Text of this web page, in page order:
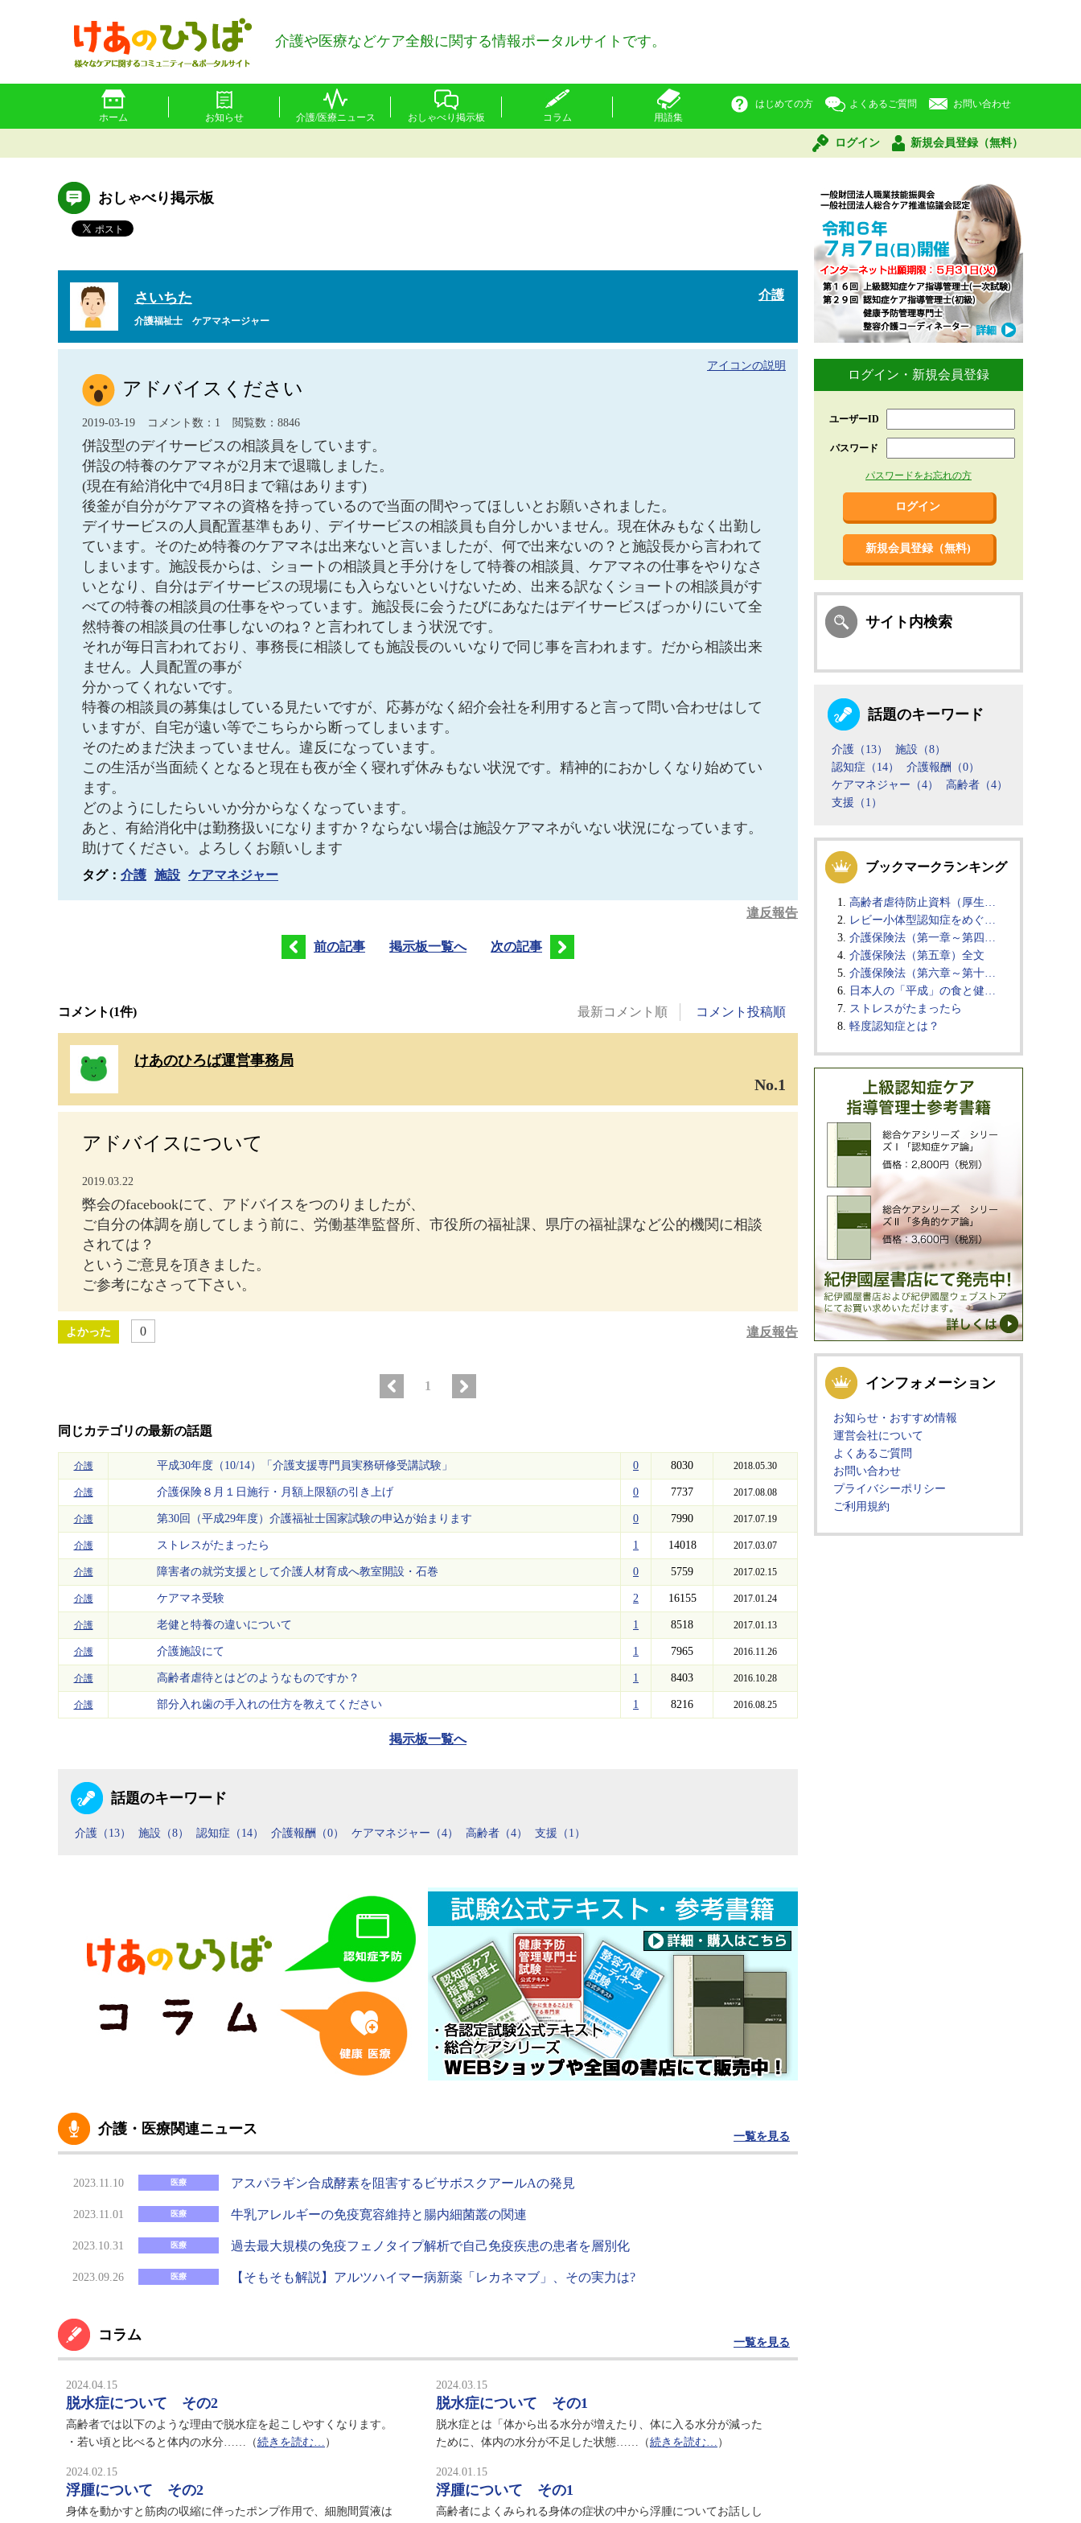
介護や医療などケア全般に関する情報ポータルサイトです。
ホーム お知らせ 介護/医療ニュース おしゃべり掲示板 コラム 用語集
はじめての方 よくあるご質問 お問い合わせ
ログイン 新規会員登録（無料）
おしゃべり掲示板
さいちた
介護福祉士 ケアマネージャー
介護
アドバイスください
2019-03-19 コメント数：1 閲覧数：8846
併設型のデイサービスの相談員をしています。
併設の特養のケアマネが2月末で退職しました。
(現在有給消化中で4月8日まで籍はあります)
後釜が自分がケアマネの資格を持っているので当面の間やってほしいとお願いされました。
デイサービスの人員配置基準もあり、デイサービスの相談員も自分しかいません。現在休みもなく出勤し
ています。そのため特養のケアマネは出来ないと言いましたが、何で出来ないの？と施設長から言われて
しまいます。施設長からは、ショートの相談員と手分けをして特養の相談員、ケアマネの仕事をやりなさ
いとなり、自分はデイサービスの現場にも入らないといけないため、出来る訳なくショートの相談員がす
べての特養の相談員の仕事をやっています。施設長に会うたびにあなたはデイサービスばっかりにいて全
然特養の相談員の仕事しないのね？と言われてしまう状況です。
それが毎日言われており、事務長に相談しても施設長のいいなりで同じ事を言われます。だから相談出来
ません。人員配置の事が
分かってくれないです。
特養の相談員の募集はしている見たいですが、応募がなく紹介会社を利用すると言って問い合わせはして
いますが、自宅が遠い等でこちらから断ってしまいます。
そのためまだ決まっていません。違反になっています。
この生活が当面続くとなると現在も夜が全く寝れず休みもない状況です。精神的におかしくなり始めてい
ます。
どのようにしたらいいか分からなくなっています。
あと、有給消化中は勤務扱いになりますか？ならない場合は施設ケアマネがいない状況になっています。
助けてください。よろしくお願いします
タグ： 介護 施設 ケアマネジャー
アイコンの説明
違反報告
前の記事 掲示板一覧へ 次の記事
コメント(1件) 最新コメント順 コメント投稿順
けあのひろば運営事務局
No.1
アドバイスについて
2019.03.22
弊会のfacebookにて、アドバイスをつのりましたが、
ご自分の体調を崩してしまう前に、労働基準監督所、市役所の福祉課、県庁の福祉課など公的機関に相談
されては？
というご意見を頂きました。
ご参考になさって下さい。
よかった 0 違反報告
1
同じカテゴリの最新の話題
介護 平成30年度（10/14）「介護支援専門員実務研修受講試験」 0 8030 2018.05.30
介護 介護保険８月１日施行・月額上限額の引き上げ 0 7737 2017.08.08
介護 第30回（平成29年度）介護福祉士国家試験の申込が始まります 0 7990 2017.07.19
介護 ストレスがたまったら 1 14018 2017.03.07
介護 障害者の就労支援として介護人材育成へ教室開設・石巻 0 5759 2017.02.15
介護 ケアマネ受験 2 16155 2017.01.24
介護 老健と特養の違いについて 1 8518 2017.01.13
介護 介護施設にて 1 7965 2016.11.26
介護 高齢者虐待とはどのようなものですか？ 1 8403 2016.10.28
介護 部分入れ歯の手入れの仕方を教えてください 1 8216 2016.08.25
掲示板一覧へ
話題のキーワード
介護（13） 施設（8） 認知症（14） 介護報酬（0） ケアマネジャー（4） 高齢者（4） 支援（1）
介護・医療関連ニュース 一覧を見る
2023.11.10 医療 アスパラギン合成酵素を阻害するビサボスクアールAの発見
2023.11.01 医療 牛乳アレルギーの免疫寛容維持と腸内細菌叢の関連
2023.10.31 医療 過去最大規模の免疫フェノタイプ解析で自己免疫疾患の患者を層別化
2023.09.26 医療 【そもそも解説】アルツハイマー病新薬「レカネマブ」、その実力は?
コラム 一覧を見る
2024.04.15
脱水症について その2
高齢者では以下のような理由で脱水症を起こしやすくなります。
・若い頃と比べると体内の水分……（続きを読む… ）
2024.03.15
脱水症について その1
脱水症とは「体から出る水分が増えたり、体に入る水分が減った
ために、体内の水分が不足した状態……（続きを読む… ）
2024.02.15
浮腫について その2
身体を動かすと筋肉の収縮に伴ったポンプ作用で、細胞間質液は
2024.01.15
浮腫について その1
高齢者によくみられる身体の症状の中から浮腫についてお話しし
ログイン・新規会員登録
ユーザーID
パスワード
パスワードをお忘れの方
新規会員登録（無料)
サイト内検索
話題のキーワード
介護（13）
施設（8）
認知症（14）
介護報酬（0）
ケアマネジャー（4）
高齢者（4）
支援（1）
ブックマークランキング
高齢者虐待防止資料（厚生…
レビー小体型認知症をめぐ…
介護保険法（第一章～第四…
介護保険法（第五章）全文
介護保険法（第六章～第十…
日本人の「平成」の食と健…
ストレスがたまったら
軽度認知症とは？
インフォメーション
お知らせ・おすすめ情報
運営会社について
よくあるご質問
お問い合わせ
プライバシーポリシー
ご利用規約